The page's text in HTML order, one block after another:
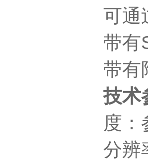
可通
带有
带有
技术
度：
分辨